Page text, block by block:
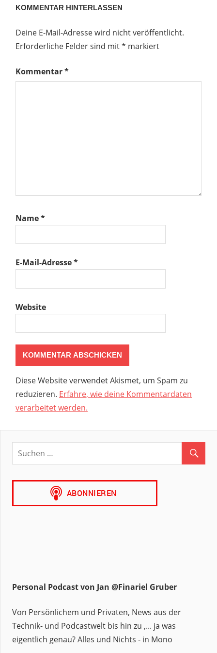
KOMMENTAR HINTERLASSEN
Deine E-Mail-Adresse wird nicht veröffentlicht.
Erforderliche Felder sind mit* markiert
Kommentar*
Name*
E-Mail-Adresse*
Website
Diese Website verwendet Akismet, um Spam zu
reduzieren. Erfahre, wie deine Kommentardaten
verarbeitet werden.
Personal Podcast von Jan @Finariel Gruber
Von Persönlichem und Privaten, News aus der
Technik- und Podcastwelt bis hin zu ,... ja was
eigentlich genau? Alles und Nichts - in Mono